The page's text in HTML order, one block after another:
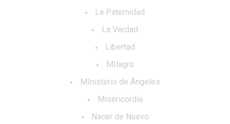
La Paternidad
La Verdad
Libertad
MIlagro
MInisterio de Ángeles
Misericordia
Nacer de Nuevo